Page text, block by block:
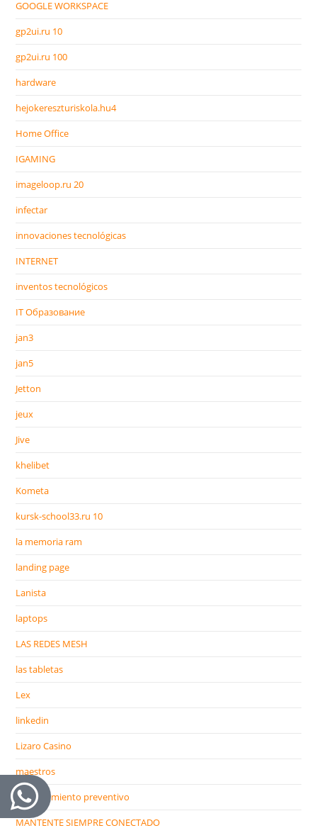
GOOGLE WORKSPACE
gp2ui.ru 10
gp2ui.ru 100
hardware
hejokereszturiskola.hu4
Home Office
IGAMING
imageloop.ru 20
infectar
innovaciones tecnológicas
INTERNET
inventos tecnológicos
IT Образование
jan3
jan5
Jetton
jeux
Jive
khelibet
Kometa
kursk-school33.ru 10
la memoria ram
landing page
Lanista
laptops
LAS REDES MESH
las tabletas
Lex
linkedin
Lizaro Casino
maestros
mantenimiento preventivo
MANTENTE SIEMPRE CONECTADO